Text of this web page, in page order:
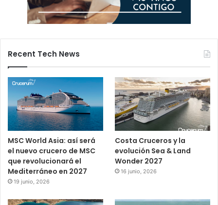
Recent Tech News
MSC World Asia: así será
el nuevo crucero de MSC
que revolucionará el
Mediterráneo en 2027
19 junio, 2026
Costa Cruceros y la
evolución Sea & Land
Wonder 2027
16 junio, 2026